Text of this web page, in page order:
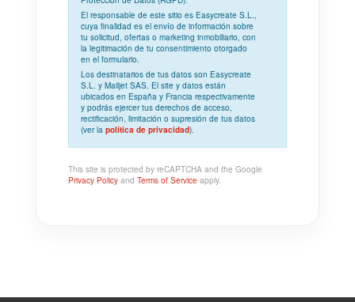
El responsable de este sitio es Easycreate S.L.,
cuya finalidad es el envío de información sobre
tu solicitud, ofertas o marketing inmobiliario, con
la legitimación de tu consentimiento otorgado
en el formulario.
Los destinatarios de tus datos son Easycreate
S.L. y Mailjet SAS. El site y datos están
ubicados en España y Francia respectivamente
y podrás ejercer tus derechos de acceso,
rectificación, limitación o supresión de tus datos
(ver la política de privacidad).
This site is protected by reCAPTCHA and the Google
Privacy Policy and Terms of Service apply.